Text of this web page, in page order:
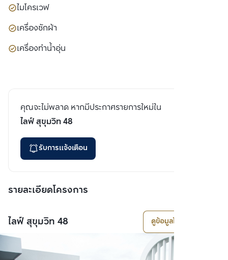
ไมโครเวฟ
เครื่องซักผ้า
เครื่องทำน้ำอุ่น
คุณจะไม่พลาด หากมีประกาศรายการใหม่ใน
ไลฟ์ สุขุมวิท 48
รับการแจ้งเตือน
รายละเอียดโครงการ
ไลฟ์ สุขุมวิท 48 ดูข้อมูลโครงการ